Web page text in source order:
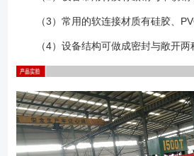
（3）常用的软连接材质有硅胶、
（4）设备结构可做成密封与敞开两